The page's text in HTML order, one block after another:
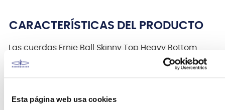
Esta página web usa cookies
CARACTERÍSTICAS DEL PRODUCTO
Las cuerdas Ernie Ball Skinny Top Heavy Bottom
Slinky son el híbrido ideal para todos aquellos que
gustan de cuerdas graves gruesos sin sacrificar la
Estas cuerdas son de precisión fabricadas con los